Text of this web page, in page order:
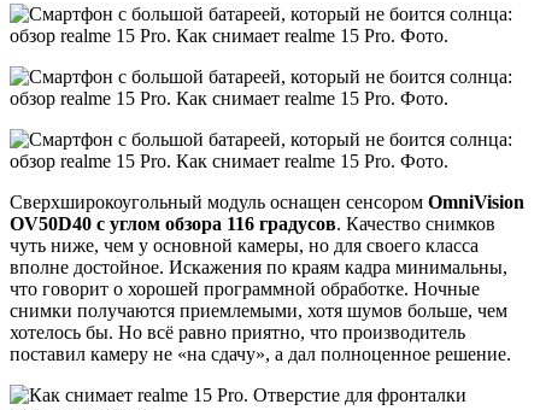
Сверхширокоугольный модуль оснащен сенсором OmniVision
OV50D40 с углом обзора 116 градусов. Качество снимков
чуть ниже, чем у основной камеры, но для своего класса
вполне достойное. Искажения по краям кадра минимальны,
что говорит о хорошей программной обработке. Ночные
снимки получаются приемлемыми, хотя шумов больше, чем
хотелось бы. Но всё равно приятно, что производитель
поставил камеру не «на сдачу», а дал полноценное решение.